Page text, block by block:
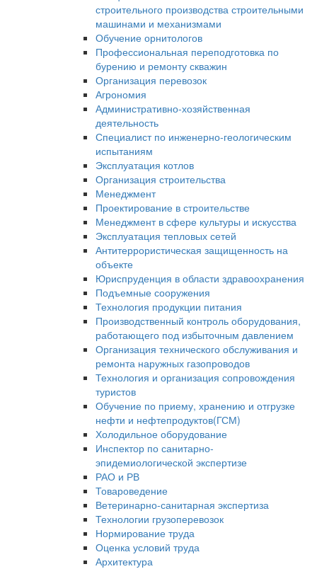
строительного производства строительными
машинами и механизмами
Обучение орнитологов
Профессиональная переподготовка по
бурению и ремонту скважин
Организация перевозок
Агрономия
Административно-хозяйственная
деятельность
Специалист по инженерно-геологическим
испытаниям
Эксплуатация котлов
Организация строительства
Менеджмент
Проектирование в строительстве
Менеджмент в сфере культуры и искусства
Эксплуатация тепловых сетей
Антитеррористическая защищенность на
объекте
Юриспруденция в области здравоохранения
Подъемные сооружения
Технология продукции питания
Производственный контроль оборудования,
работающего под избыточным давлением
Организация технического обслуживания и
ремонта наружных газопроводов
Технология и организация сопровождения
туристов
Обучение по приему, хранению и отгрузке
нефти и нефтепродуктов(ГСМ)
Холодильное оборудование
Инспектор по санитарно-
эпидемиологической экспертизе
РАО и РВ
Товароведение
Ветеринарно-санитарная экспертиза
Технологии грузоперевозок
Нормирование труда
Оценка условий труда
Архитектура